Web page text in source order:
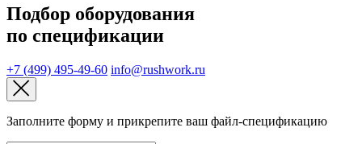
Подбор оборудования
по спецификации
+7 (499) 495-49-60 info@rushwork.ru
Заполните форму и прикрепите ваш файл‑спецификацию